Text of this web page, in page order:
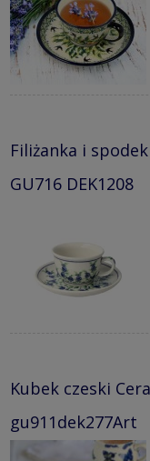
Filiżanka i
GU716 DEK1208
Kubek czeski
gu911dek277Art